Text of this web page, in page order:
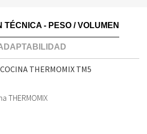
TÉCNICA - PESO / VOLUMEN
THERMOMIX TM5
THERMOMIX